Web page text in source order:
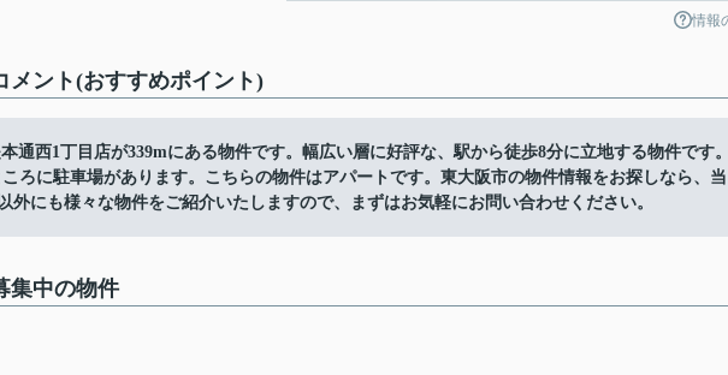
情報
メント(おすすめポイント)
通西1丁目店が339mにある物件です。幅広い層に好評な、駅から徒歩8分に立地する物件です。
ろに駐車場があります。こちらの物件はアパートです。東大阪市の物件情報をお探しなら、当
外にも様々な物件をご紹介いたしますので、まずはお気軽にお問い合わせください。
集中の物件